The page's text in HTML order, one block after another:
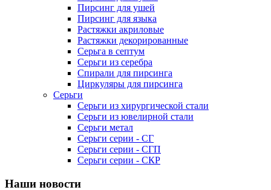
Пирсинг для ушей
Пирсинг для языка
Растяжки акриловые
Растяжки декорированные
Серьга в септум
Серьги из серебра
Спирали для пирсинга
Циркуляры для пирсинга
Серьги
Серьги из хирургической стали
Серьги из ювелирной стали
Серьги метал
Серьги серии - СГ
Серьги серии - СГП
Серьги серии - СКР
Наши новости